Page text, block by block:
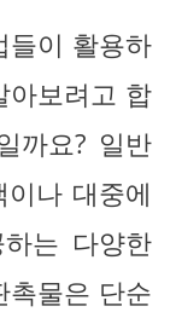
들이 활용하
아보려고 합
까요? 일반
나 대중에
는 다양한
촉물은 단순